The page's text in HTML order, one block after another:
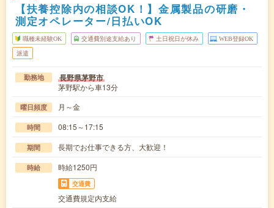
【扶養控除内の相談OK！】金属製品の研磨・
測定オペレーター/日払いOK
職種未経験OK 交通費別途支給あり 土日祝日が休み WEB登録OK
派遣
勤務地 長野県茅野市
茅野駅から車13分
曜日頻度 月～金
時間 08:15～17:15
期間 長期でお仕事できる方、大歓迎！
時給 時給1250円
交通費
交通費規定内支給